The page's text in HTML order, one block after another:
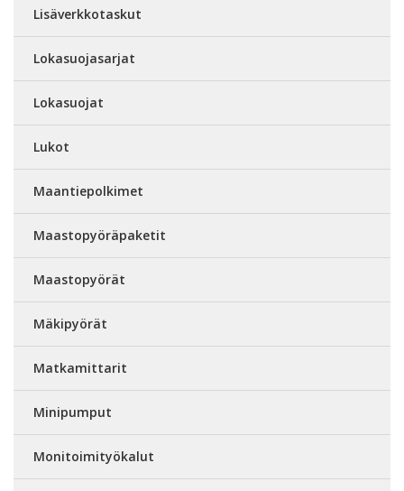
Lisäverkkotaskut
Lokasuojasarjat
Lokasuojat
Lukot
Maantiepolkimet
Maastopyöräpaketit
Maastopyörät
Mäkipyörät
Matkamittarit
Minipumput
Monitoimityökalut